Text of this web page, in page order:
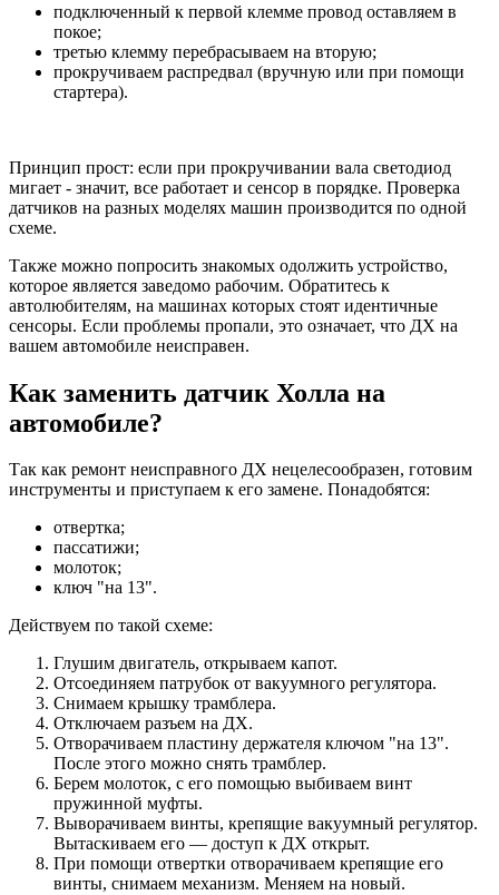
подключенный к первой клемме провод оставляем в
покое;
третью клемму перебрасываем на вторую;
прокручиваем распредвал (вручную или при помощи
стартера).
Принцип прост: если при прокручивании вала светодиод
мигает - значит, все работает и сенсор в порядке. Проверка
датчиков на разных моделях машин производится по одной
схеме.
Также можно попросить знакомых одолжить устройство,
которое является заведомо рабочим. Обратитесь к
автолюбителям, на машинах которых стоят идентичные
сенсоры. Если проблемы пропали, это означает, что ДХ на
вашем автомобиле неисправен.
Как заменить датчик Холла на
автомобиле?
Так как ремонт неисправного ДХ нецелесообразен, готовим
инструменты и приступаем к его замене. Понадобятся:
отвертка;
пассатижи;
молоток;
ключ "на 13".
Действуем по такой схеме:
Глушим двигатель, открываем капот.
Отсоединяем патрубок от вакуумного регулятора.
Снимаем крышку трамблера.
Отключаем разъем на ДХ.
Отворачиваем пластину держателя ключом "на 13".
После этого можно снять трамблер.
Берем молоток, с его помощью выбиваем винт
пружинной муфты.
Выворачиваем винты, крепящие вакуумный регулятор.
Вытаскиваем его — доступ к ДХ открыт.
При помощи отвертки отворачиваем крепящие его
винты, снимаем механизм. Меняем на новый.